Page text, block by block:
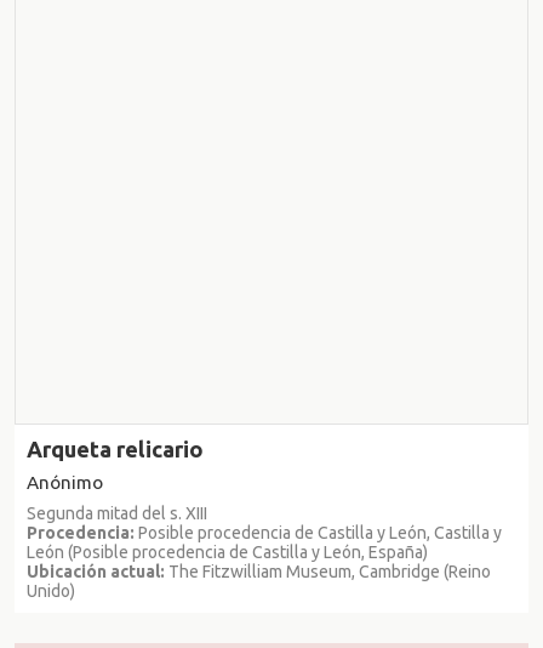
Arqueta relicario
Anónimo
Segunda mitad del s. XIII
Procedencia: Posible procedencia de Castilla y León, Castilla y
León (Posible procedencia de Castilla y León, España)
Ubicación actual: The Fitzwilliam Museum, Cambridge (Reino
Unido)